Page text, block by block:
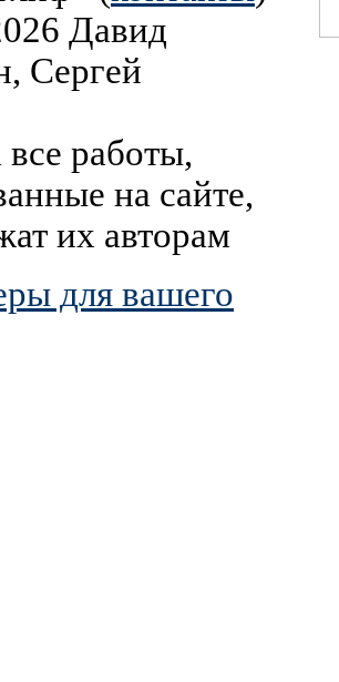
Давид
Сергей
работы,
на сайте,
их авторам
для вашего